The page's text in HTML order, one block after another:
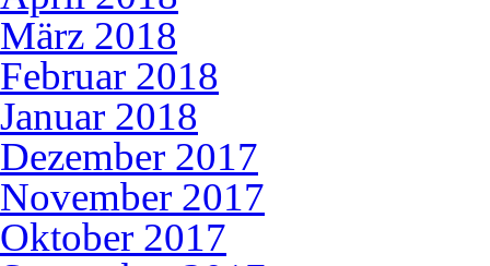
März 2018
Februar 2018
Januar 2018
Dezember 2017
November 2017
Oktober 2017